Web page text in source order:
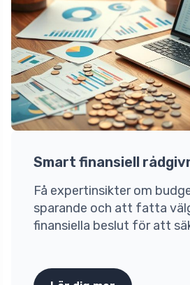
Smart finansiell
Få expertinsikter om
sparande och att fatta
finansiella beslut för att